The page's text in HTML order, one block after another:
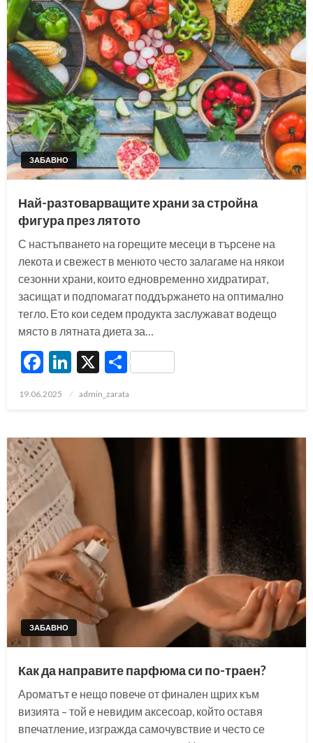
ЗАБАВНО
Най-разтоварващите храни за стройна
фигура през лятото
С настъпването на горещите месеци в търсене на
лекота и свежест в менюто често залагаме на някои
сезонни храни, които едновременно хидратират,
засищат и подпомагат поддържането на оптимално
тегло. Ето кои седем продукта заслужават водещо
място в лятната диета за…
Facebook
LinkedIn
X Share
Posted
19.06.2025 admin_zarata
ЗАБАВНО
Как да направите парфюма си по-траен?
Ароматът е нещо повече от финален щрих към
визията – той е невидим аксесоар, който оставя
впечатление, изгражда самочувствие и често се